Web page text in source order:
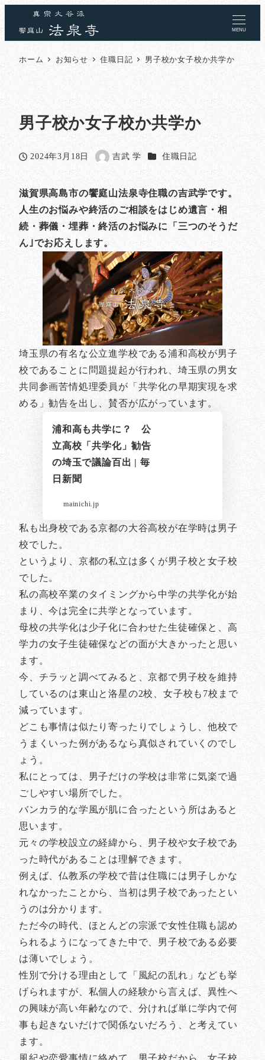
MENU
ホーム お知らせ 住職日記 男子校か女子校か共学か
男子校か女子校か共学か
投稿日
2024年3月18日
著
者
吉武 学 カテゴリー
住職日記
滋賀県高島市の饗庭山法泉寺住職の吉武学です。
人生のお悩みや終活のご相談をはじめ遺言・相
続・葬儀・埋葬・終活のお悩みに「三つのそうだ
ん｣でお応えします。
埼玉県の有名な公立進学校である浦和高校が男子
校であることに問題提起が行われ、埼玉県の男女
共同参画苦情処理委員が「共学化の早期実現を求
める」勧告を出し、賛否が広がっています。
浦和高も共学に？ 公
立高校「共学化」勧告
の埼玉で議論百出 | 毎
日新聞
mainichi.jp
私も出身校である京都の大谷高校が在学時は男子
校でした。
というより、京都の私立は多くが男子校と女子校
でした。
私の高校卒業のタイミングから中学の共学化が始
まり、今は完全に共学となっています。
母校の共学化は少子化に合わせた生徒確保と、高
学力の女子生徒確保などの面が大きかったと思い
ます。
今、チラッと調べてみると、京都で男子校を維持
しているのは東山と洛星の2校、女子校も7校まで
減っています。
どこも事情は似たり寄ったりでしょうし、他校で
うまくいった例があるなら真似されていくのでし
ょう。
私にとっては、男子だけの学校は非常に気楽で過
ごしやすい場所でした。
バンカラ的な学風が肌に合ったという所はあると
思います。
元々の学校設立の経緯から、男子校や女子校であ
った時代があることは理解できます。
例えば、仏教系の学校で昔は住職には男子しかな
れなかったことから、当初は男子校であったとい
うのは分かります。
ただ今の時代、ほとんどの宗派で女性住職も認め
られるようになってきた中で、男子校である必要
は薄いでしょう。
性別で分ける理由として「風紀の乱れ」なども挙
げられますが、私個人の経験から言えば、異性へ
の興味が高い年齢なので、分ければ単に学内で何
事も起きないだけで関係ないだろう、と考えてい
ます。